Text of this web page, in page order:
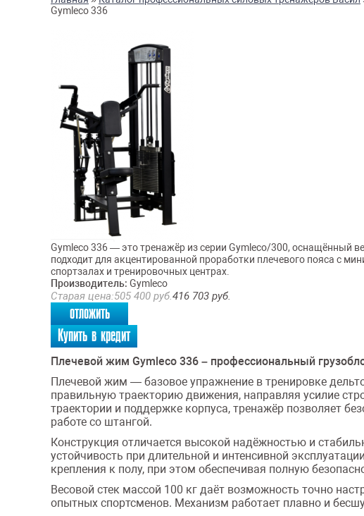
Gymleco 336
Gymleco 336 — это тренажёр из серии Gymleco/300, оснащённый
подходит для акцентированной проработки плечевого пояса с
спортзалах и тренировочных центрах.
Производитель: Gymleco
Старая цена:505 400 руб.416 703 руб.
отложить
Купить в кредит
Плечевой жим Gymleco 336 – профессиональный
Плечевой жим — базовое упражнение в тренировке
правильную траекторию движения, направляя усилие
траектории и поддержке корпуса, тренажёр позволяет
работе со штангой.
Конструкция отличается высокой надёжностью и
устойчивость при длительной и интенсивной
крепления к полу, при этом обеспечивая полную
Весовой стек массой 100 кг даёт возможность точно
опытных спортсменов. Механизм работает плавно и